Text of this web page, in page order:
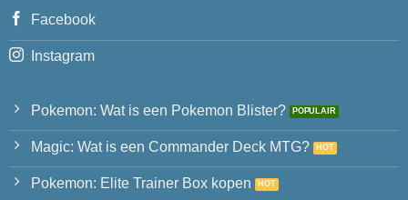
Facebook
Instagram
Pokemon: Wat is een Pokemon Blister?
Magic: Wat is een Commander Deck MTG?
Pokemon: Elite Trainer Box kopen